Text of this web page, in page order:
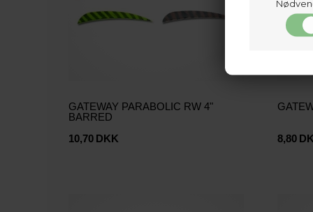
GATEWAY PARABOLIC RW 4"
BARRED
10,70 DKK 8,80